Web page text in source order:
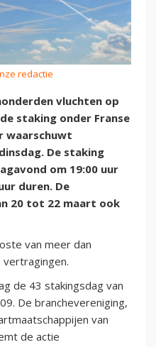
redactie
vluchten op
staking onder Franse
waarschuwt
De staking
om 19:00 uur
duren. De
20 tot 22 maart ook
van meer dan
vertragingen.
de 43 stakingsdag van
De branchevereniging,
van
de actie